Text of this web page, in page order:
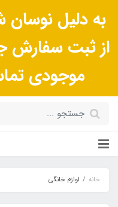
به دلیل نوسان
از ثبت سفارش
موجودی
خانه لوازم خانگی